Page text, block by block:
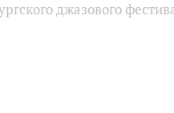
джазового